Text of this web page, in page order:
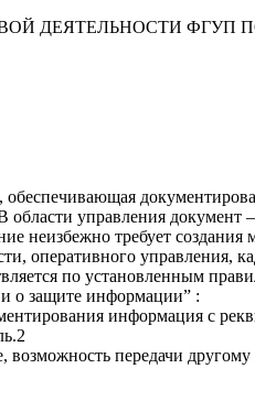
ДЕЯТЕЛЬНОСТИ ФГУП
обеспечивающая
управления
требует создания
оперативного управления,
по установленным
о защите информации” :
информация с
передачи